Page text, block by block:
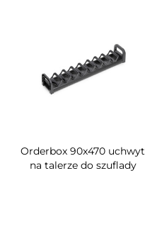
Orderbox 90x470 uchwyt
na talerze do szuflady